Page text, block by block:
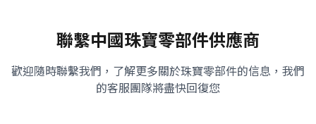
聯繫中國珠寶零部件供應商
歡迎隨時聯繫我們，了解更多關於珠寶零部件的信息，我們
的客服團隊將盡快回復您